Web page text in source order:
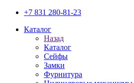
+7 831 280-81-23
Каталог
Назад
Каталог
Сейфы
Замки
Фурнитура